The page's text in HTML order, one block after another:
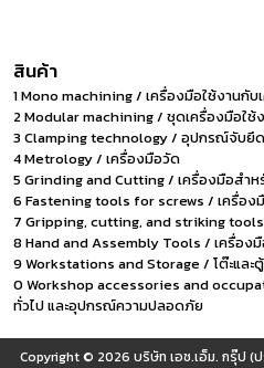
สินค้า
1 Mono machining / เครื่องมือใช้งานกับ
2 Modular machining / ชุดเครื่องมือใช้
3 Clamping technology / อุปกรณ์จับยึด
4 Metrology / เครื่องมือวัด
5 Grinding and Cutting / เครื่องมือสำห
6 Fastening tools for screws / เครื่อง
7 Gripping, cutting, and striking
8 Hand and Assembly Tools / เครื่อง
9 Workstations and Storage / โต๊ะและ
0 Workshop accessories and
ทั่วไป และอุปกรณ์ความปลอดภัย
Copyright © 2026 บริษัท เอช.เอ็ม. กรุ๊ป (